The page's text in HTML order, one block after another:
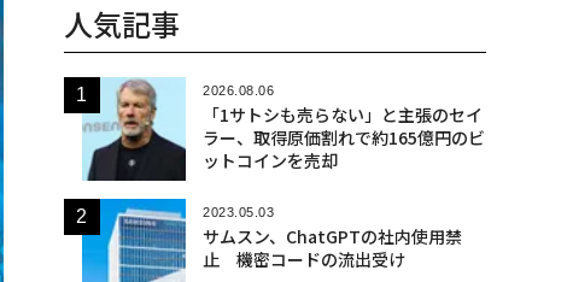
人気記事
2026.08.06
「1サトシも売らない」と主張のセイ
ラー、取得原価割れで約165億円のビ
ットコインを売却
2023.05.03
サムスン、ChatGPTの社内使用禁
止 機密コードの流出受け